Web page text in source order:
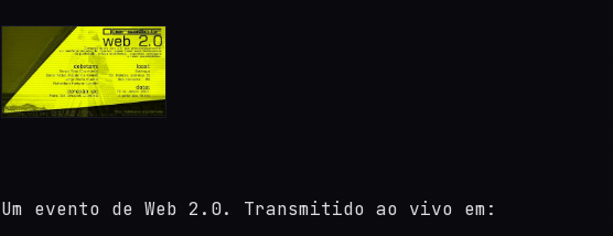
Um evento de Web 2.0. Transmitido ao vivo em: